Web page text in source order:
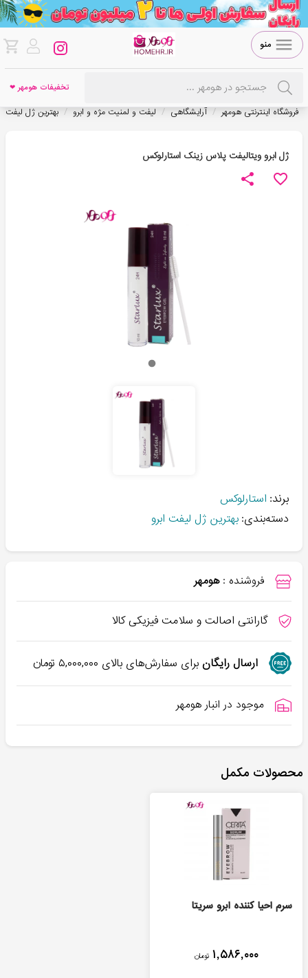
منو
تخفیفات هومهر ❤
فروشگاه اینترنتی هومهر / آرایشگاهی / لیفت و لمنیت مژه و ابرو / بهترین ژل لیفت
ژل ابرو ویتالیفت پلاس زینک استارلوکس
برند: استارلوکس
دسته‌بندی: بهترین ژل لیفت ابرو
فروشنده : هومهر
گارانتی اصالت و سلامت فیزیکی کالا
ارسال رایگانبرای سفارش‌های بالای ۵,۰۰۰,۰۰۰تومان
موجود در انبار هومهر
محصولات مکمل
سرم احیا کننده ابرو سریتا
۱,۵۸۶,۰۰۰ تومان